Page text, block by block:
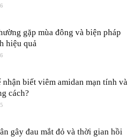
gặp mùa đông và biện pháp
hiệu quả
nhận biết viêm amidan mạn tính và
cách?
gây đau mắt đỏ và thời gian hồi